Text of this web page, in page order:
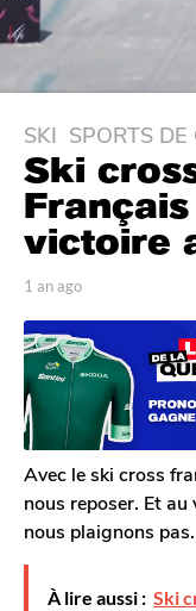
1
a
n
a
g
o
a
n
a
g
o
SKI ,SPORTS DE
Ski
victoire
p
r
T
o
m
G
a
l
r
o
n
1 an ago
a
g
Avec le ski cross
nous reposer. Et au
nous plaignons pas.
À lire aussi : Ski